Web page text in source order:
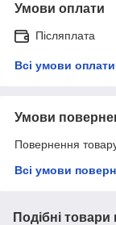
Умови оплати
Післяплата
Всі умови оплати
Умови
Повернення
Всі умови
Подібні товари